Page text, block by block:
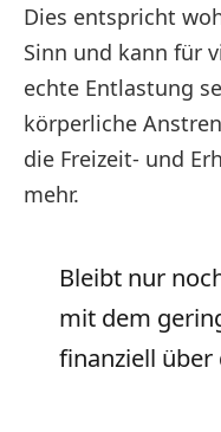
Dies entspricht
Sinn und kann für
echte Entlastung
körperliche
die Freizeit- und
mehr.
Bleibt nur
mit dem
finanziell über